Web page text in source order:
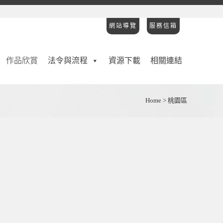
網站導覽 服務信箱
作品欣賞 法令與流程 資源下載 相關連結
Home > 桃園區